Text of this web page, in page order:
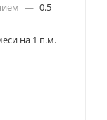
— 0.5
на 1 п.м.